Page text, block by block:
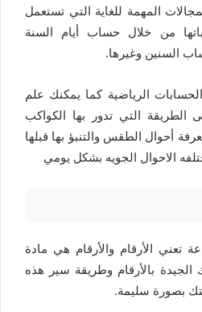
المهمة للغاية التي تستعمل
من خلال حساب أيام السنة
السنين وغيرها.
الرياضية كما يمكنك علم
الطريقة التي تدور بها الكواكب
أحوال الطقس والتنبؤ بها قبلها
الاحوال الجويه بشكل يومي
تعني الأرقام والأرقام هي مادة
الجيدة بالأرقام وطريقة سير هذه
بصورة سليمة.